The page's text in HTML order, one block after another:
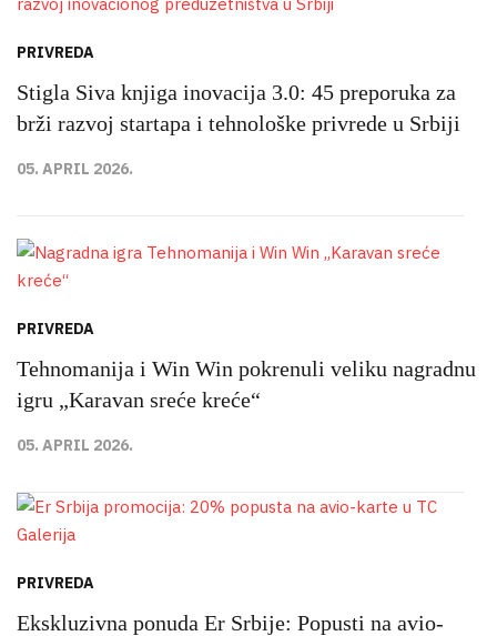
PRIVREDA
Stigla Siva knjiga inovacija 3.0: 45 preporuka za
brži razvoj startapa i tehnološke privrede u Srbiji
05. APRIL 2026.
PRIVREDA
Tehnomanija i Win Win pokrenuli veliku nagradnu
igru „Karavan sreće kreće“
05. APRIL 2026.
PRIVREDA
Ekskluzivna ponuda Er Srbije: Popusti na avio-